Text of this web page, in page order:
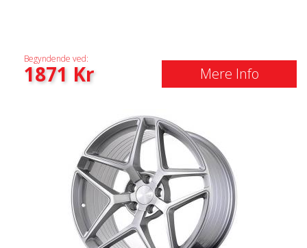
Begyndende ved:
1871 Kr Mere Info